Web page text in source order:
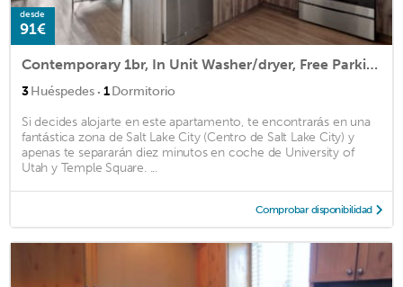
desde
91€
Contemporary 1br, In Unit Washer/dryer, Free Parking With All Amenities! 1 Bedroom Apts
3Huéspedes · 1Dormitorio
Si decides alojarte en este apartamento, te encontrarás en una
fantástica zona de Salt Lake City (Centro de Salt Lake City) y
apenas te separarán diez minutos en coche de University of
Utah y Temple Square. ...
Comprobar disponibilidad